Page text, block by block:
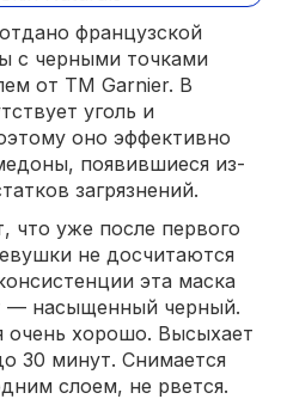
французской
с черными точками
от ТМ Garnier. В
уголь и
оно эффективно
появившиеся из-
загрязнений.
что уже после первого
не досчитаются
эта маска
— насыщенный черный.
очень хорошо. Высыхает
30 минут. Снимается
слоем, не рвется.